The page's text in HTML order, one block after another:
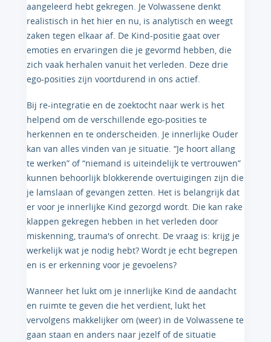
aangeleerd hebt gekregen. Je Volwassene denkt
realistisch in het hier en nu, is analytisch en weegt
zaken tegen elkaar af. De Kind-positie gaat over
emoties en ervaringen die je gevormd hebben, die
zich vaak herhalen vanuit het verleden. Deze drie
ego-posities zijn voortdurend in ons actief.
Bij re-integratie en de zoektocht naar werk is het
helpend om de verschillende ego-posities te
herkennen en te onderscheiden. Je innerlijke Ouder
kan van alles vinden van je situatie. “Je hoort allang
te werken” of “niemand is uiteindelijk te vertrouwen”
kunnen behoorlijk blokkerende overtuigingen zijn die
je lamslaan of gevangen zetten. Het is belangrijk dat
er voor je innerlijke Kind gezorgd wordt. Die kan rake
klappen gekregen hebben in het verleden door
miskenning, trauma's of onrecht. De vraag is: krijg je
werkelijk wat je nodig hebt? Wordt je echt begrepen
en is er erkenning voor je gevoelens?
Wanneer het lukt om je innerlijke Kind de aandacht
en ruimte te geven die het verdient, lukt het
vervolgens makkelijker om (weer) in de Volwassene te
gaan staan en anders naar jezelf of de situatie